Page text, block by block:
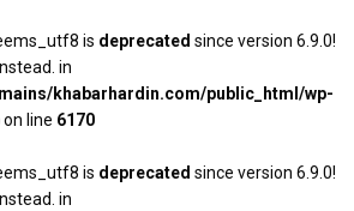
is deprecated since version 6.9.0!
in
khabarhardin.com/public_html/wp-
on line 6170
is deprecated since version 6.9.0!
in